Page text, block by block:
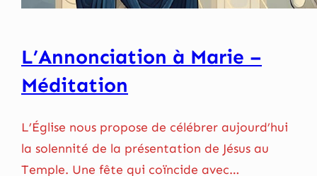
L’Annonciation à Marie –
Méditation
L’Église nous propose de célébrer aujourd’hui
la solennité de la présentation de Jésus au
Temple. Une fête qui coïncide avec…